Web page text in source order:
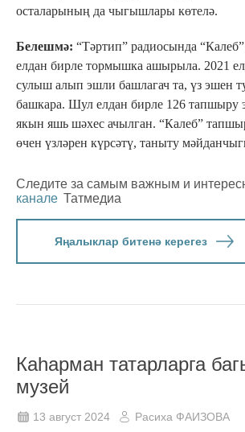
осталарының да чыгышлары көтелә.
Белешмә: “Тәртип” радиосында
елдан бирле тормышка ашырыла. 2021
сулыш алып эшли башлагач та, үз эшен
башкара. Шул елдан бирле 126 тапшыру
якын яшь шәхес ачылган. “Калеб”
өчен үзләрен күрсәтү, таныту
Следите за самым важным и
канале Татмедиа
Яңалыклар битенә керегез
Каһарман татарларга
музей
13 август 2024 Расиха ФАИЗОВА